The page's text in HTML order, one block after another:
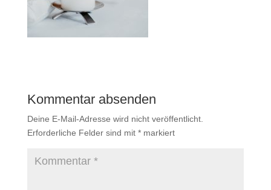
Kommentar absenden
Deine E-Mail-Adresse wird nicht veröffentlicht.
Erforderliche Felder sind mit *markiert